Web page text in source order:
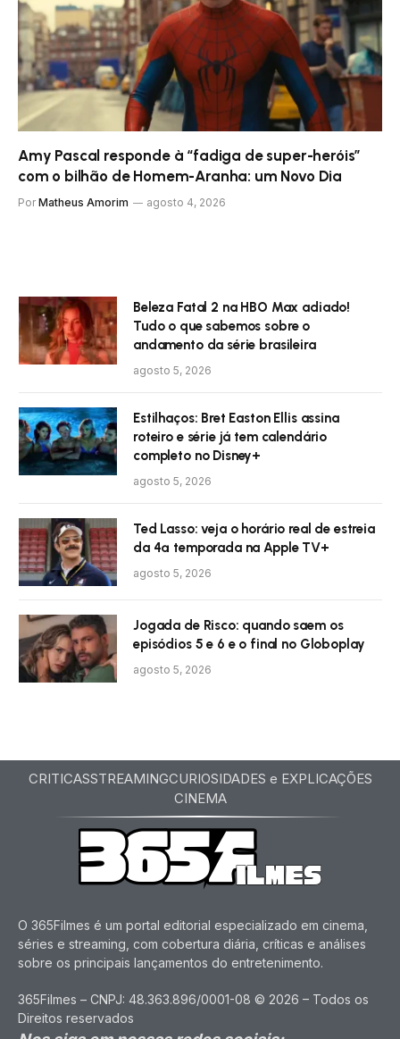
Amy Pascal responde à “fadiga de super-heróis”
com o bilhão de Homem-Aranha: um Novo Dia
Por Matheus Amorim agosto 4, 2026
Beleza Fatal 2 na HBO Max adiado!
Tudo o que sabemos sobre o
andamento da série brasileira
agosto 5, 2026
Estilhaços: Bret Easton Ellis assina
roteiro e série já tem calendário
completo no Disney+
agosto 5, 2026
Ted Lasso: veja o horário real de estreia
da 4ª temporada na Apple TV+
agosto 5, 2026
Jogada de Risco: quando saem os
episódios 5 e 6 e o final no Globoplay
agosto 5, 2026
CRITICASSTREAMINGCURIOSIDADES e EXPLICAÇÕES
CINEMA
O 365Filmes é um portal editorial especializado em cinema,
séries e streaming, com cobertura diária, críticas e análises
sobre os principais lançamentos do entretenimento.
365Filmes – CNPJ: 48.363.896/0001-08 © 2026 – Todos os
Direitos reservados